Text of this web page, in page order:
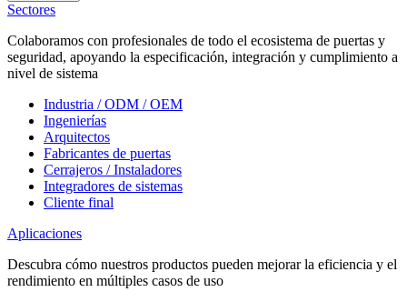
Sectores
Colaboramos con profesionales de todo el ecosistema de puertas y
seguridad, apoyando la especificación, integración y cumplimiento a
nivel de sistema
Industria / ODM / OEM
Ingenierías
Arquitectos
Fabricantes de puertas
Cerrajeros / Instaladores
Integradores de sistemas
Cliente final
Aplicaciones
Descubra cómo nuestros productos pueden mejorar la eficiencia y el
rendimiento en múltiples casos de uso